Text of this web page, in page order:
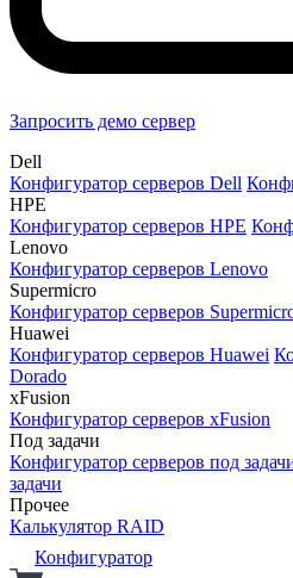
Запросить демо сервер
Dell
Конфигуратор серверов Dell
HPE
Конфигуратор серверов HPE
Lenovo
Конфигуратор серверов Lenovo
Supermicro
Конфигуратор серверов
Huawei
Конфигуратор серверов Huawei
Dorado
xFusion
Конфигуратор серверов xFusion
Под задачи
Конфигуратор серверов под
задачи
Прочее
Калькулятор RAID
Конфигуратор